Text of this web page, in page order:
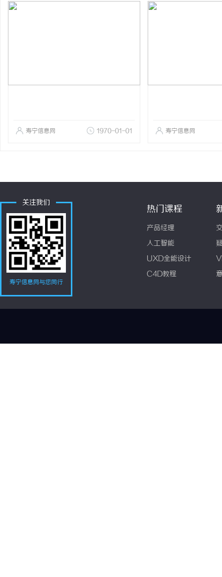
寿宁信息网 1970-01-01 寿宁信息网
关注我们
寿宁信息网与您同行
热门课程
产品经理
人工智能
UXD全能设计
C4D教程